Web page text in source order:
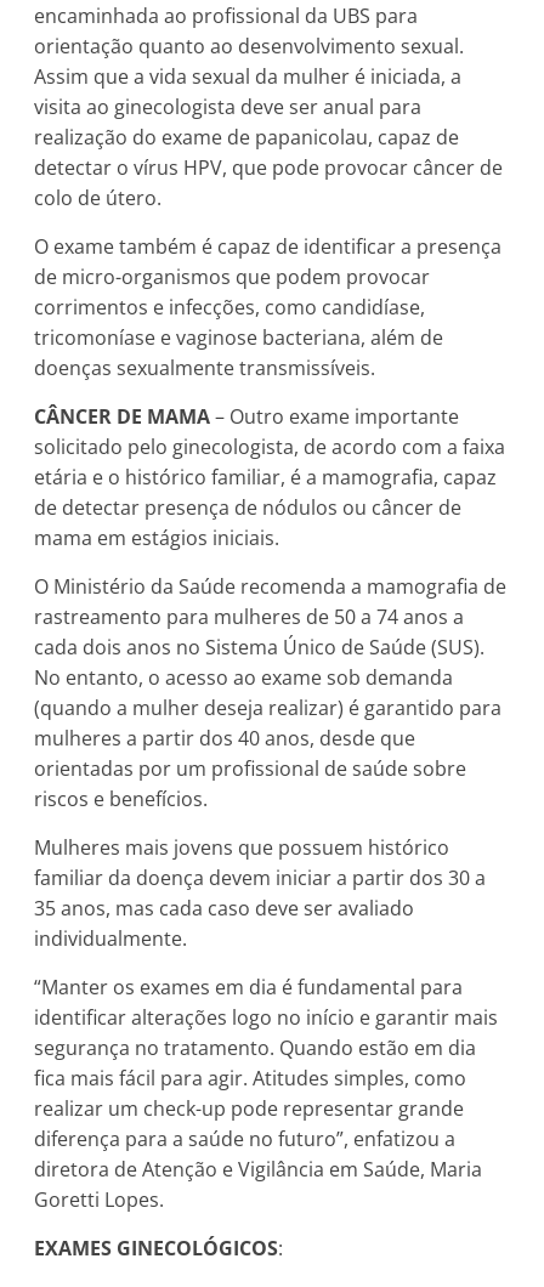
encaminhada ao profissional da UBS para
orientação quanto ao desenvolvimento sexual.
Assim que a vida sexual da mulher é iniciada, a
visita ao ginecologista deve ser anual para
realização do exame de papanicolau, capaz de
detectar o vírus HPV, que pode provocar câncer de
colo de útero.
O exame também é capaz de identificar a presença
de micro-organismos que podem provocar
corrimentos e infecções, como candidíase,
tricomoníase e vaginose bacteriana, além de
doenças sexualmente transmissíveis.
CÂNCER DE MAMA– Outro exame importante
solicitado pelo ginecologista, de acordo com a faixa
etária e o histórico familiar, é a mamografia, capaz
de detectar presença de nódulos ou câncer de
mama em estágios iniciais.
O Ministério da Saúde recomenda a mamografia de
rastreamento para mulheres de 50 a 74 anos a
cada dois anos no Sistema Único de Saúde (SUS).
No entanto, o acesso ao exame sob demanda
(quando a mulher deseja realizar) é garantido para
mulheres a partir dos 40 anos, desde que
orientadas por um profissional de saúde sobre
riscos e benefícios.
Mulheres mais jovens que possuem histórico
familiar da doença devem iniciar a partir dos 30 a
35 anos, mas cada caso deve ser avaliado
individualmente.
“Manter os exames em dia é fundamental para
identificar alterações logo no início e garantir mais
segurança no tratamento. Quando estão em dia
fica mais fácil para agir. Atitudes simples, como
realizar um check-up pode representar grande
diferença para a saúde no futuro”, enfatizou a
diretora de Atenção e Vigilância em Saúde, Maria
Goretti Lopes.
EXAMES GINECOLÓGICOS: